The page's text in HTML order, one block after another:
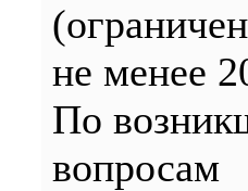
не менее
По
вопросам